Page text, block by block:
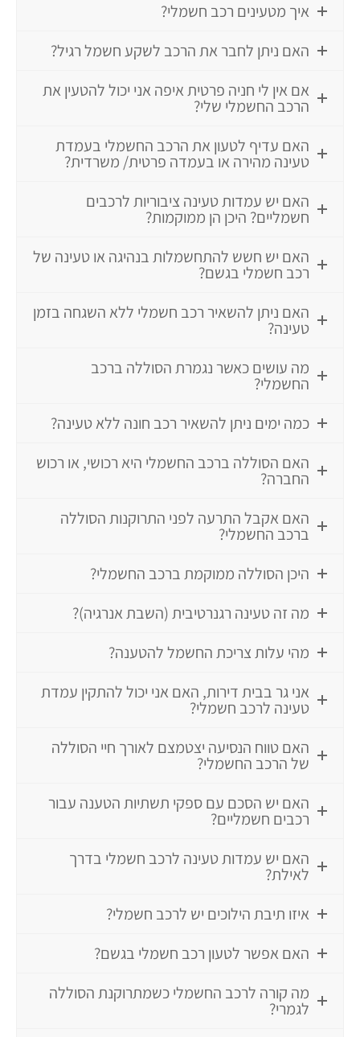
איך מטעינים רכב חשמלי?
האם ניתן לחבר את הרכב לשקע חשמל רגיל?
אם אין לי חניה פרטית איפה אני יכול להטעין את
הרכב החשמלי שלי?
האם עדיף לטעון את הרכב החשמלי בעמדת
טעינה מהירה או בעמדה פרטית/ משרדית?
האם יש עמדות טעינה ציבוריות לרכבים
חשמליים? היכן הן ממוקמות?
האם יש חשש להתחשמלות בנהיגה או טעינה של
רכב חשמלי בגשם?
האם ניתן להשאיר רכב חשמלי ללא השגחה בזמן
טעינה?
מה עושים כאשר נגמרת הסוללה ברכב
החשמלי?
כמה ימים ניתן להשאיר רכב חונה ללא טעינה?
האם הסוללה ברכב החשמלי היא רכושי, או רכוש
החברה?
האם אקבל התרעה לפני התרוקנות הסוללה
ברכב החשמלי?
היכן הסוללה ממוקמת ברכב החשמלי?
מה זה טעינה רגנרטיבית (השבת אנרגיה)?
מהי עלות צריכת החשמל להטענה?
אני גר בבית דירות, האם אני יכול להתקין עמדת
טעינה לרכב חשמלי?
האם טווח הנסיעה יצטמצם לאורך חיי הסוללה
של הרכב החשמלי?
האם יש הסכם עם ספקי תשתיות הטענה עבור
רכבים חשמליים?
האם יש עמדות טעינה לרכב חשמלי בדרך
לאילת?
איזו תיבת הילוכים יש לרכב חשמלי?
האם אפשר לטעון רכב חשמלי בגשם?
מה קורה לרכב החשמלי כשמתרוקנת הסוללה
לגמרי?